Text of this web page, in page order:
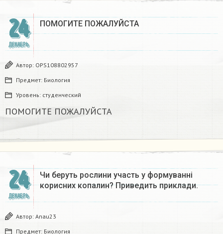
24
ДЕКАБРЬ
ПОМОГИТЕ ПОЖАЛУЙСТА ​
Автор: OPS108802957
Предмет: Биология
Уровень: студенческий
ПОМОГИТЕ ПОЖАЛУЙСТА ​
24
ДЕКАБРЬ
Чи беруть рослини участь у формуванні
корисних копалин? Приведить приклади.
Автор: Anau23
Предмет: Биология